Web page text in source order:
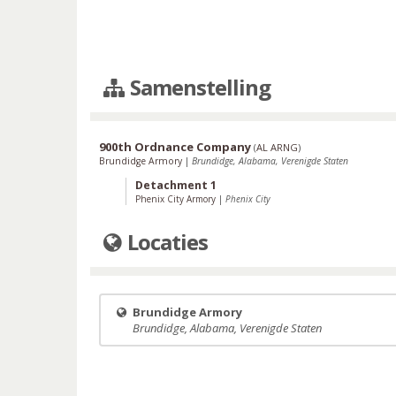
Samenstelling
900th Ordnance Company (AL ARNG)
Brundidge Armory | Brundidge, Alabama, Verenigde Staten
Detachment 1
Phenix City Armory | Phenix City
Locaties
Brundidge Armory
Brundidge, Alabama, Verenigde Staten